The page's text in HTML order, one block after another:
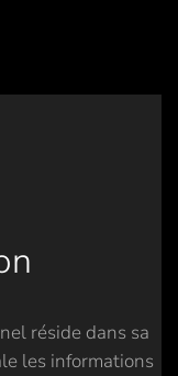
réside dans sa
les informations